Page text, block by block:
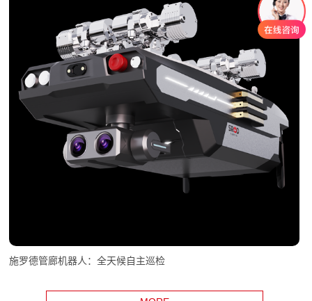
施罗德管廊机器人：全天候自主巡检